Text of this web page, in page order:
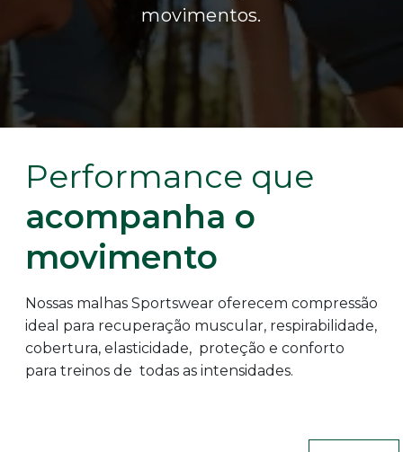
movimentos.
Performance que
acompanha o
movimento
Nossas malhas Sportswear oferecem compressão
ideal para recuperação muscular, respirabilidade,
cobertura, elasticidade, proteção e conforto
para treinos de todas as intensidades.